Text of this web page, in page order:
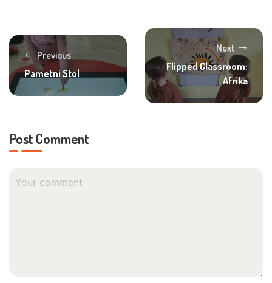
Previous
Pametni Stol
Next
Flipped Classroom:
Afrika
Post Comment